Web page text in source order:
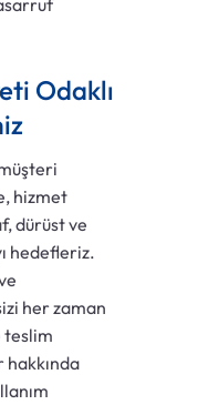
Odaklı
hizmet
dürüst ve
hedefleriz.
her zaman
teslim